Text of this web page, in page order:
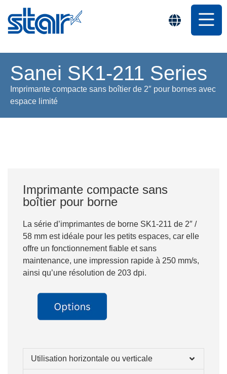
Sanei SK1-211 Series
Imprimante compacte sans boîtier de 2″ pour bornes avec
espace limité
Imprimante compacte sans
boîtier pour borne
La série d’imprimantes de borne SK1-211 de 2″ /
58 mm est idéale pour les petits espaces, car elle
offre un fonctionnement fiable et sans
maintenance, une impression rapide à 250 mm/s,
ainsi qu’une résolution de 203 dpi.
Utilisation horizontale ou verticale